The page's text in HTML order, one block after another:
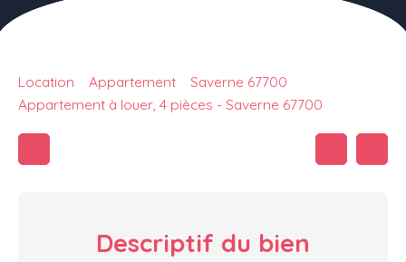
Location Appartement
Saverne 67700
Appartement à louer, 4 pièces - Saverne 67700
Descriptif du bien